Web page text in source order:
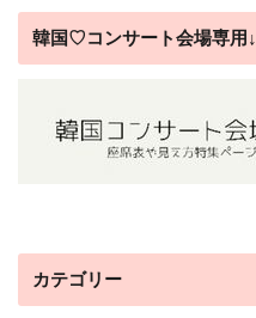
韓国♡コンサート会場専用↓
カテゴリー